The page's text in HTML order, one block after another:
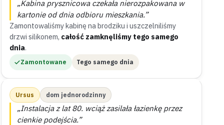
„Kabina prysznicowa czekała nierozpakowana w
kartonie od dnia odbioru mieszkania.”
Zamontowaliśmy kabinę na brodziku i uszczelniliśmy
drzwi silikonem, całość zamknęliśmy tego samego
dnia.
Zamontowane Tego samego dnia
Ursus dom jednorodzinny
„Instalacja z lat 80. wciąż zasilała łazienkę przez
cienkie podejścia.”